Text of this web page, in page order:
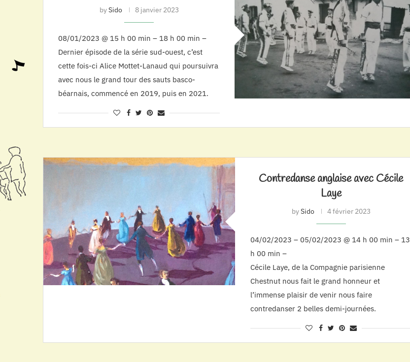
bySido 8 janvier 2023
08/01/2023 @ 15 h 00 min – 18 h 00 min –
Dernier épisode de la série sud-ouest, c’est
cette fois-ci Alice Mottet-Lanaud qui poursuivra
avec nous le grand tour des sauts basco-
béarnais, commencé en 2019, puis en 2021.
Contredanse anglaise avec Cécile
Laye
bySido 4 février 2023
04/02/2023 – 05/02/2023 @ 14 h 00 min – 13
h 00 min –
Cécile Laye, de la Compagnie parisienne
Chestnut nous fait le grand honneur et
l’immense plaisir de venir nous faire
contredanser 2 belles demi-journées.